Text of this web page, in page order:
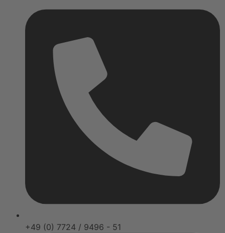
+49 (0) 7724 / 9496 - 51